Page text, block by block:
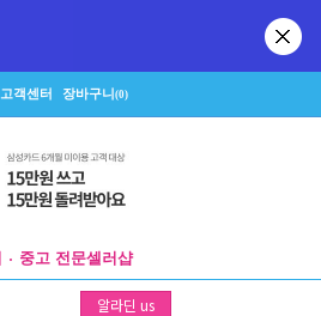
고객센터 장바구니(0)
중고 전문셀러샵
알라딘 us